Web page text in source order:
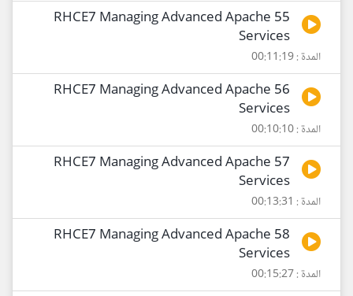
55 RHCE7 Managing Advanced Apache
Services
المدة : 00:11:19
56 RHCE7 Managing Advanced Apache
Services
المدة : 00:10:10
57 RHCE7 Managing Advanced Apache
Services
المدة : 00:13:31
58 RHCE7 Managing Advanced Apache
Services
المدة : 00:15:27